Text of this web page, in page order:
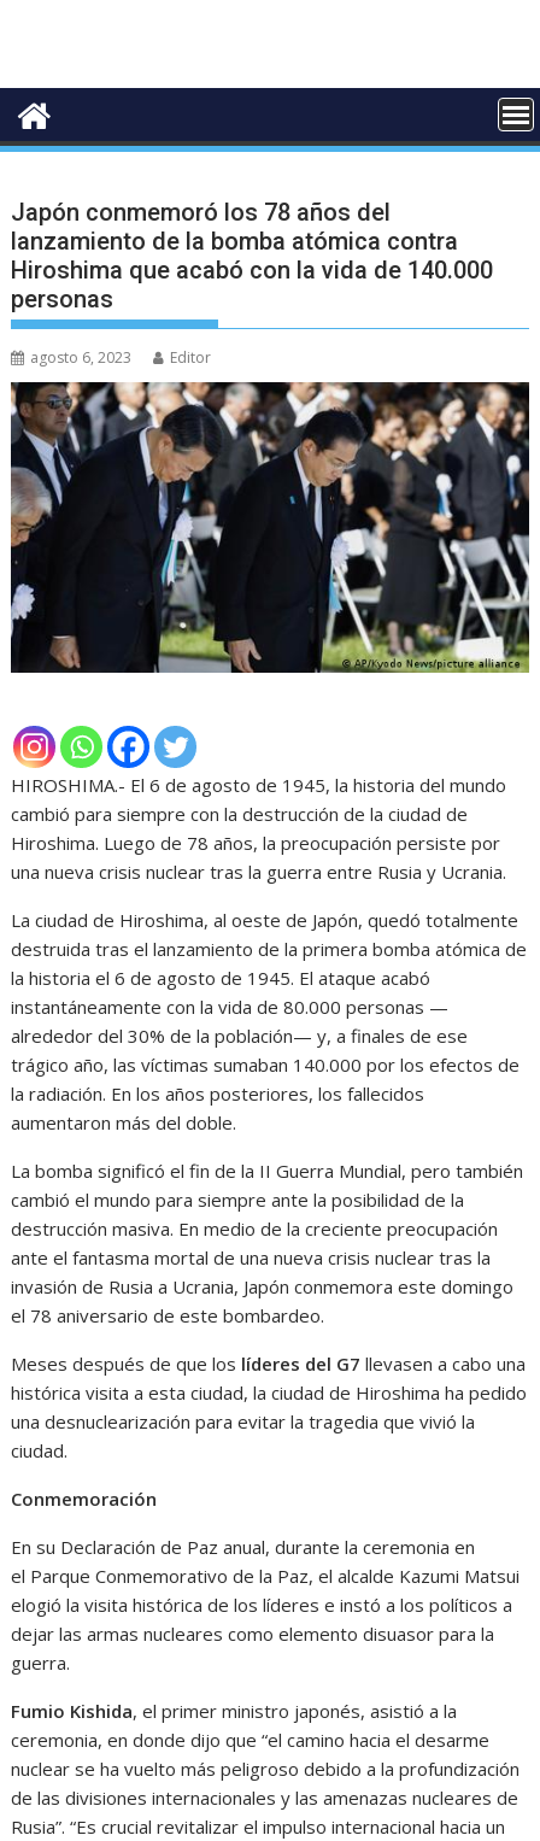
Japón conmemoró los 78 años del
lanzamiento de la bomba atómica contra
Hiroshima que acabó con la vida de 140.000
personas
agosto 6, 2023 Editor
HIROSHIMA.- El 6 de agosto de 1945, la historia del mundo
cambió para siempre con la destrucción de la ciudad de
Hiroshima. Luego de 78 años, la preocupación persiste por
una nueva crisis nuclear tras la guerra entre Rusia y Ucrania.
La ciudad de Hiroshima, al oeste de Japón, quedó totalmente
destruida tras el lanzamiento de la primera bomba atómica de
la historia el 6 de agosto de 1945. El ataque acabó
instantáneamente con la vida de 80.000 personas —
alrededor del 30% de la población— y, a finales de ese
trágico año, las víctimas sumaban 140.000 por los efectos de
la radiación. En los años posteriores, los fallecidos
aumentaron más del doble.
La bomba significó el fin de la II Guerra Mundial, pero también
cambió el mundo para siempre ante la posibilidad de la
destrucción masiva. En medio de la creciente preocupación
ante el fantasma mortal de una nueva crisis nuclear tras la
invasión de Rusia a Ucrania, Japón conmemora este domingo
el 78 aniversario de este bombardeo.
Meses después de que los líderes del G7 llevasen a cabo una
histórica visita a esta ciudad, la ciudad de Hiroshima ha pedido
una desnuclearización para evitar la tragedia que vivió la
ciudad.
Conmemoración
En su Declaración de Paz anual, durante la ceremonia en
el Parque Conmemorativo de la Paz, el alcalde Kazumi Matsui
elogió la visita histórica de los líderes e instó a los políticos a
dejar las armas nucleares como elemento disuasor para la
guerra.
Fumio Kishida, el primer ministro japonés, asistió a la
ceremonia, en donde dijo que “el camino hacia el desarme
nuclear se ha vuelto más peligroso debido a la profundización
de las divisiones internacionales y las amenazas nucleares de
Rusia”. “Es crucial revitalizar el impulso internacional hacia un